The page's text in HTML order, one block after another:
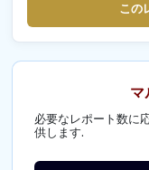
この
マ
必要なレポート数に
供します.